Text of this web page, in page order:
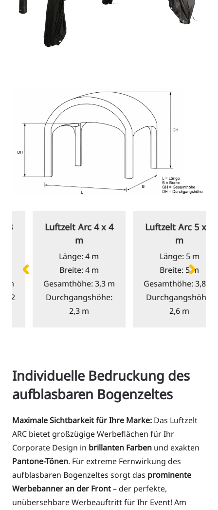
Luftzelt Arc4 x 4
Länge: 4 m
Breite: 4 m
Gesamthöhe: 3,3 m
Durchgangshöhe:
Luftzelt Arc5 x 5
Länge: 5 m
Breite: 5 m
Gesamthöhe: 3,8 m
Durchgangshöhe:
Individuelle Bedruckung des
aufblasbaren Bogenzeltes
Maximale Sichtbarkeit für Ihre Marke: Das Luftzelt
ARC bietet großzügige Werbeflächen für Ihr
Corporate Design in brillanten Farben und exakten
Pantone-Tönen. Für extreme Fernwirkung des
aufblasbaren Bogenzeltes sorgt das prominente
Werbebanner an der Front– der perfekte,
unübersehbare Werbeauftritt für Ihr Event! Am